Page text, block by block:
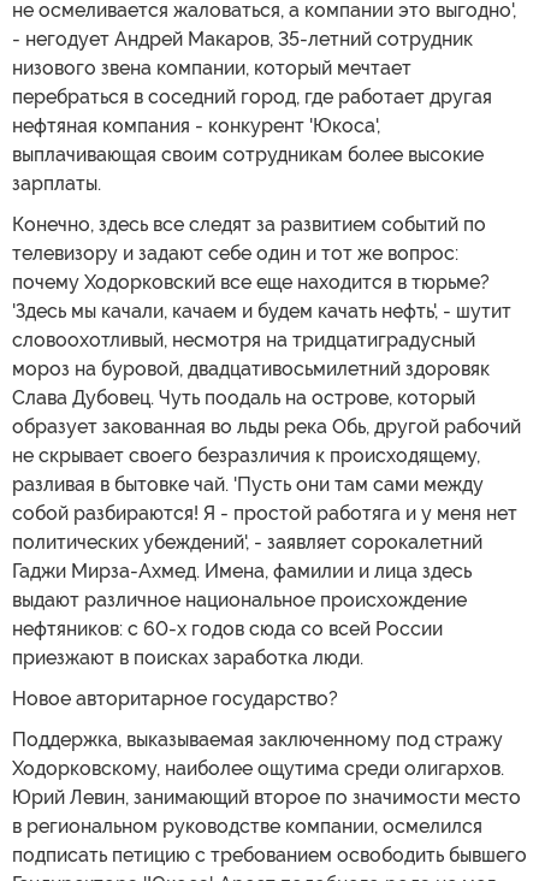
не осмеливается жаловаться, а компании это выгодно',
- негодует Андрей Макаров, 35-летний сотрудник
низового звена компании, который мечтает
перебраться в соседний город, где работает другая
нефтяная компания - конкурент 'Юкоса',
выплачивающая своим сотрудникам более высокие
зарплаты.
Конечно, здесь все следят за развитием событий по
телевизору и задают себе один и тот же вопрос:
почему Ходорковский все еще находится в тюрьме?
'Здесь мы качали, качаем и будем качать нефть', - шутит
словоохотливый, несмотря на тридцатиградусный
мороз на буровой, двадцативосьмилетний здоровяк
Слава Дубовец. Чуть поодаль на острове, который
образует закованная во льды река Обь, другой рабочий
не скрывает своего безразличия к происходящему,
разливая в бытовке чай. 'Пусть они там сами между
собой разбираются! Я - простой работяга и у меня нет
политических убеждений', - заявляет сорокалетний
Гаджи Мирза-Ахмед. Имена, фамилии и лица здесь
выдают различное национальное происхождение
нефтяников: с 60-х годов сюда со всей России
приезжают в поисках заработка люди.
Новое авторитарное государство?
Поддержка, выказываемая заключенному под стражу
Ходорковскому, наиболее ощутима среди олигархов.
Юрий Левин, занимающий второе по значимости место
в региональном руководстве компании, осмелился
подписать петицию с требованием освободить бывшего